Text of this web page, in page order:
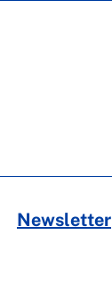
Newsletter